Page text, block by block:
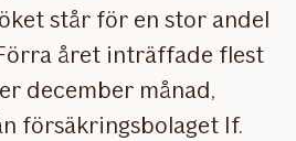
står för en stor andel
året inträffade flest
december månad,
försäkringsbolaget If.